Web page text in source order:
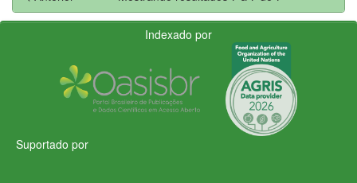
Indexado por
Suportado por